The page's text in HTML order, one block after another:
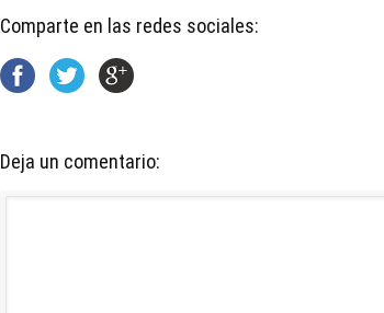
Comparte en las redes sociales:
Deja un comentario: